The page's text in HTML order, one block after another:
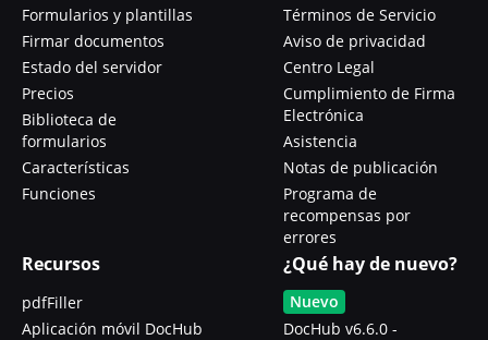
Formularios y plantillas
Firmar documentos
Estado del servidor
Precios
Biblioteca de
formularios
Características
Funciones
Términos de Servicio
Aviso de privacidad
Centro Legal
Cumplimiento de Firma
Electrónica
Asistencia
Notas de publicación
Programa de
recompensas por
errores
Recursos
pdfFiller
Aplicación móvil DocHub
¿Qué hay de nuevo?
Nuevo
DocHub v6.6.0 -